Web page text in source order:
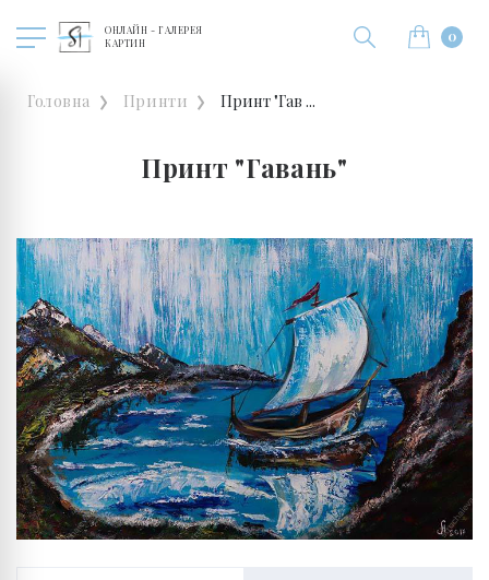
ОНЛАЙН - ГАЛЕРЕЯ
КАРТИН
0
Головна Принти Принт "Гав ...
Принт "Гавань"